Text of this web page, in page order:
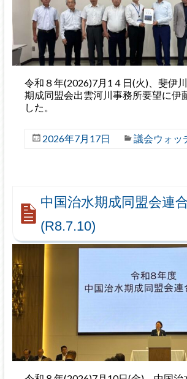
令和８年(2026)7月1４日(火)、斐伊
期成同盟会出雲河川事務所要望に伊
した。
2026年7月17日 議会ウォッ
中国治水期成同盟会連
(R8.7.10)